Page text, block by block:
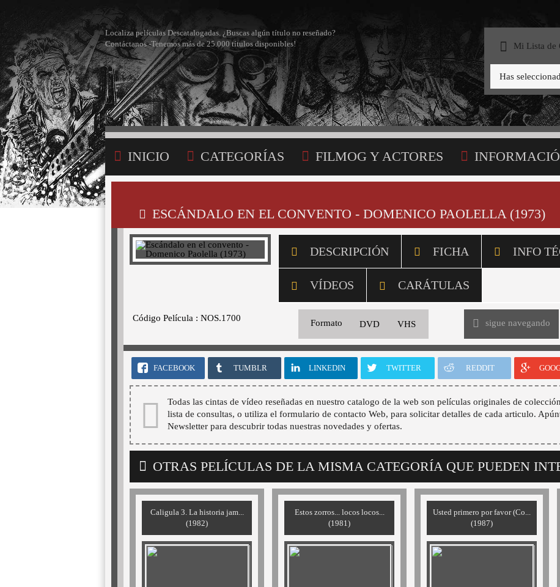
Localiza películas Descatalogadas. ¿Buscas algún título no reseñado?
Contáctanos -Tenemos más de 25.000 títulos disponibles!
Mi Lista de
Has
INICIO CATEGORÍAS FILMOG Y ACTORES
ESCÁNDALO EN EL CONVENTO - DOMENICO PAOLELLA (1973)
DESCRIPCIÓN FICHA INFO
VÍDEOS CARÁTULAS
Código Película : NOS.1700
Formato DVD VHS sigue navegando
FACEBOOK TUMBLR LINKEDIN TWITTER REDDIT
Todas las cintas de vídeo reseñadas en nuestro catalogo de la web son películas originales de
lista de consultas, o utiliza el formulario de contacto Web, para solicitar detalles de cada articulo.
Newsletter para descubrir todas nuestras novedades y ofertas.
OTRAS PELÍCULAS DE LA MISMA CATEGORÍA QUE PUEDEN
Caligula 3. La historia jam...
(1982)
Estos zorros... locos locos...
(1981)
Usted primero por favor (Co...
(1987)